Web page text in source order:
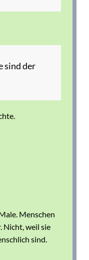
sind der
Menschen
Nicht, weil sie
sind.